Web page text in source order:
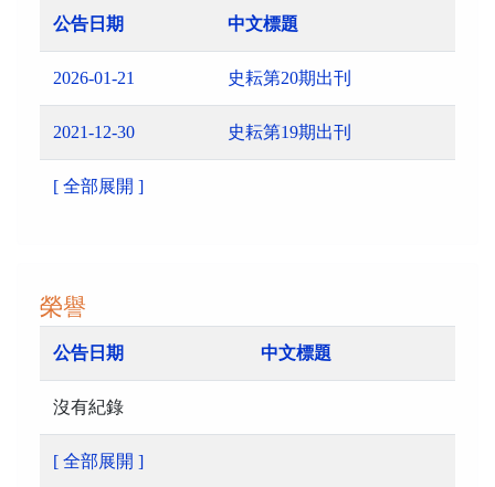
公告日期 中文標題
2026-01-21 史耘第20期出刊
2021-12-30 史耘第19期出刊
[ 全部展開 ]
榮譽
公告日期 中文標題
沒有紀錄
[ 全部展開 ]